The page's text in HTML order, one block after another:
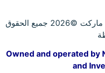
حقوق الطبع والنشر لشركة عثمان ماركت ©2026 جميع الحقوق
Owned and operated by
and